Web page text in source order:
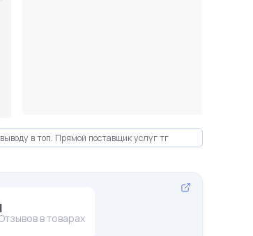
в топ. Прямой поставщик услуг тг
в товарах